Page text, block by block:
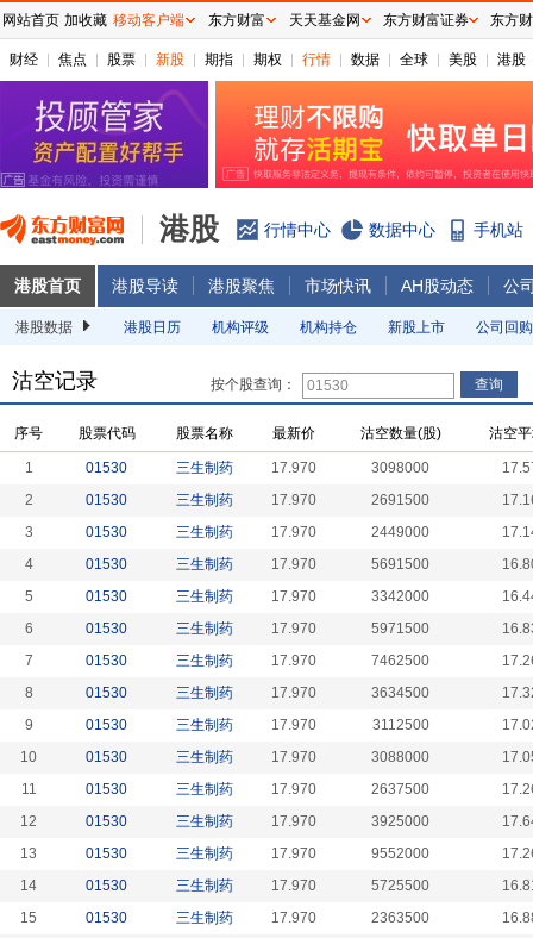
财经 焦点 股票 新股 期指 期权 行情 数据 全球 美股 港股
港股 行情中心 数据中心 手机站
港股首页 港股导读 港股聚焦 市场快讯 AH股动态 公
港股数据 港股日历 机构评级 机构持仓 新股上市 公司回购
沽空记录 按个股查询：
序号 股票代码 股票名称 最新价 沽空数量(股) 沽空
1 01530 三生制药 17.970 3098000
2
01530 三生制药 17.970 2691500
3
01530 三生制药 17.970 2449000
4
01530 三生制药 17.970 5691500
5
01530 三生制药 17.970 3342000
6
01530 三生制药 17.970 5971500
7
01530 三生制药 17.970 7462500
8
01530 三生制药 17.970 3634500
9
01530 三生制药 17.970 3112500
10
01530 三生制药 17.970 3088000
11
01530 三生制药 17.970 2637500
12
01530 三生制药 17.970 3925000
13
01530 三生制药 17.970 9552000
14
01530 三生制药 17.970 5725500
15
01530 三生制药 17.970 2363500
网站首页 加收藏 移动客户端 东方财富 天天基金网 东方财富证券 东方